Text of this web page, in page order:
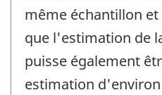
même échantillon
que l'estimation de
puisse également
estimation d'environ